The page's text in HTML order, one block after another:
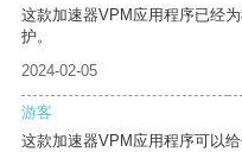
这款加速器VPM应用程序已经
护。
2024-02-05
游客
这款加速器VPM应用程序可以